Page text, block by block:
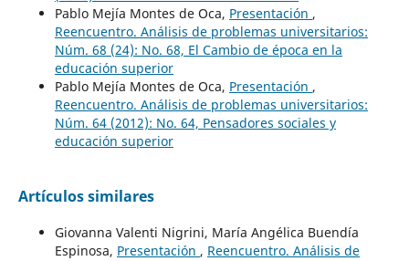
Pablo Mejía Montes de Oca, Presentación ,
Reencuentro. Análisis de problemas universitarios:
Núm. 68 (24): No. 68, El Cambio de época en la
educación superior
Pablo Mejía Montes de Oca, Presentación ,
Reencuentro. Análisis de problemas universitarios:
Núm. 64 (2012): No. 64, Pensadores sociales y
educación superior
Artículos similares
Giovanna Valenti Nigrini, María Angélica Buendía
Espinosa, Presentación , Reencuentro. Análisis de